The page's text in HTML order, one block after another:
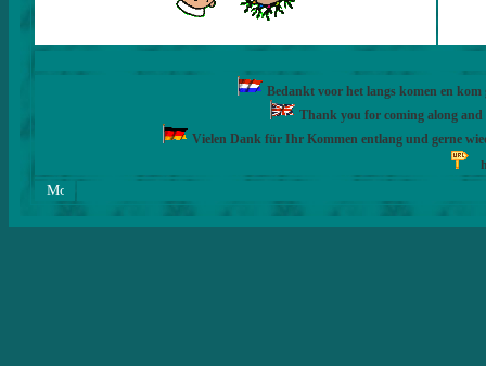
Bedankt voor het langs komen en
Thank you for coming along and
Vielen Dank für Ihr Kommen entlang und gerne